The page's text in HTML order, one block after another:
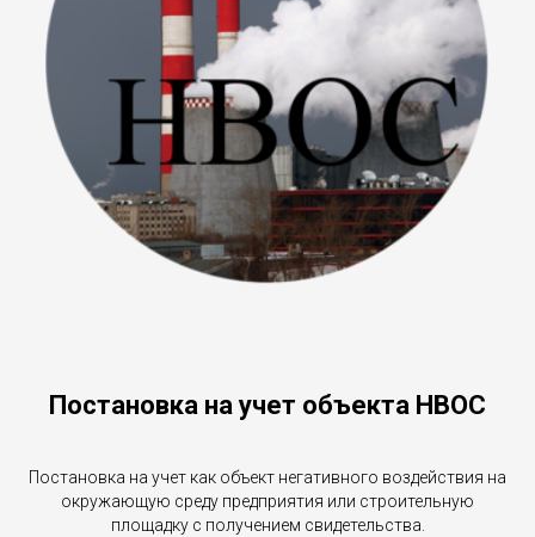
Постановка на учет объекта НВОС
Постановка на учет как объект негативного воздействия на
окружающую среду предприятия или строительную
площадку с получением свидетельства.